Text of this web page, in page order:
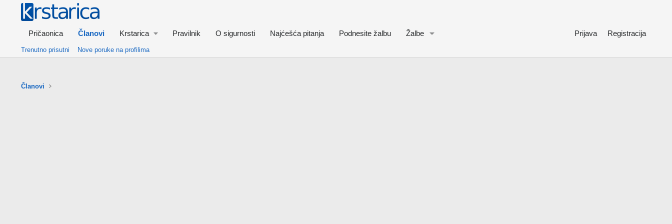
Pričaonica Članovi Krstarica Pravilnik O sigurnosti Najćešća pitanja Podnesite žalbu Žalbe Prijava Registracija
Trenutno prisutni Nove poruke na profilima
Članovi